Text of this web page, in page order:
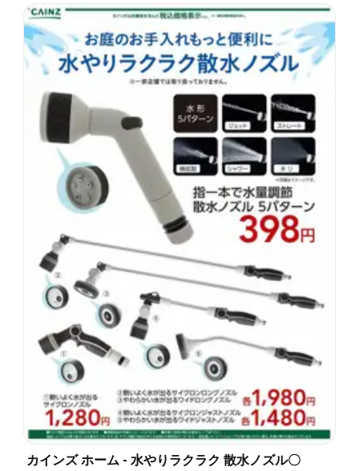
カインズ ホーム - 水やりラクラク 散水ノズル〇